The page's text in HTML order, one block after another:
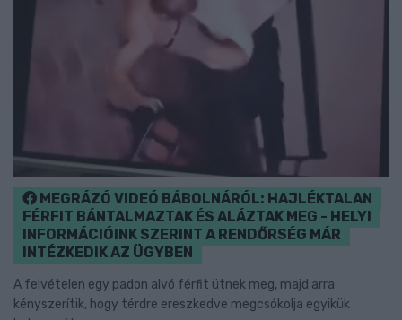
MEGRÁZÓ VIDEÓ BÁBOLNÁRÓL: HAJLÉKTALAN
FÉRFIT BÁNTALMAZTAK ÉS ALÁZTAK MEG - HELYI
INFORMÁCIÓINK SZERINT A RENDŐRSÉG MÁR
INTÉZKEDIK AZ ÜGYBEN
A felvételen egy padon alvó férfit ütnek meg, majd arra
kényszerítik, hogy térdre ereszkedve megcsókolja egyikük